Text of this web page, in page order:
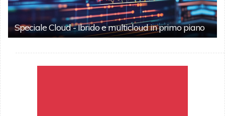
Speciale Cloud - Ibrido e multicloud in primo piano